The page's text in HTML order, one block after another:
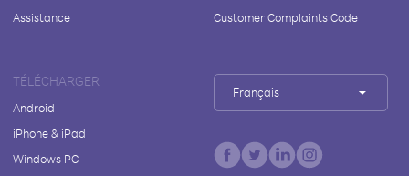
Assistance
Customer Complaints Code
TÉLÉCHARGER
Android
iPhone & iPad
Windows PC
Français